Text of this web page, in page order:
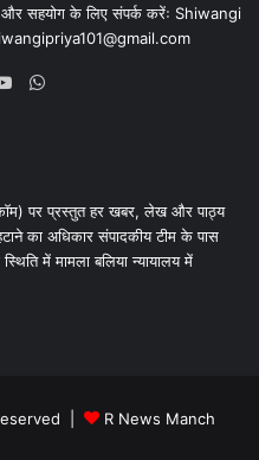
और सहयोग के लिए संपर्क करेंः Shiwangi
WhatsApp
पर प्रस्तुत हर खबर, लेख और पाठ्य
का अधिकार संपादकीय टीम के पास
में मामला बलिया न्यायालय में
| R News Manch